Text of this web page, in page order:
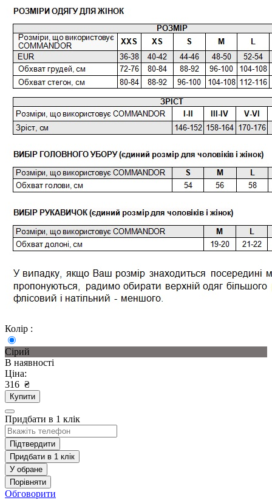
Колір :
Сірий
В наявності
Ціна:
316 ₴
Купити
Придбати в 1 клік
Підтвердити
Придбати в 1 клік
У обране
Порівняти
Обговорити